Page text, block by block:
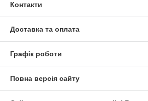
Контакти
Доставка та оплата
Графік роботи
Повна версія сайту